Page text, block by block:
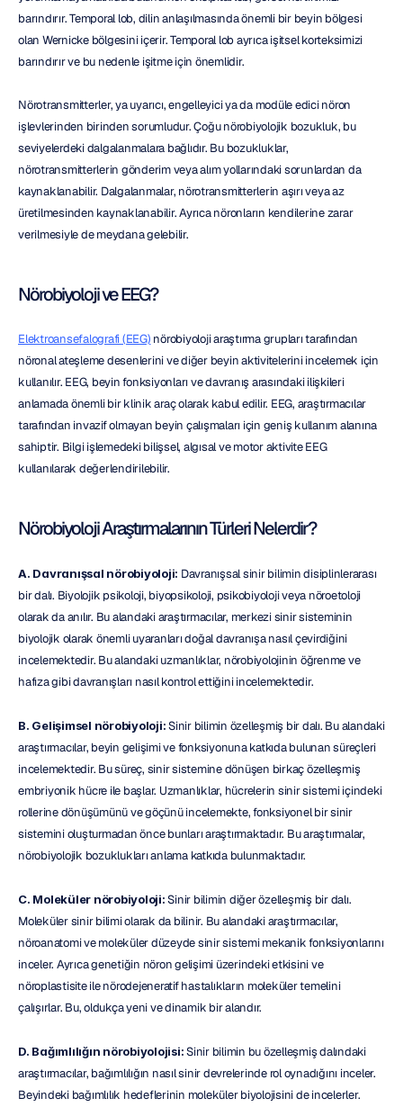
barındırır. Temporal lob, dilin anlaşılmasında önemli bir beyin bölgesi
olan Wernicke bölgesini içerir. Temporal lob ayrıca işitsel korteksimizi
barındırır ve bu nedenle işitme için önemlidir.
Nörotransmitterler, ya uyarıcı, engelleyici ya da modüle edici nöron
işlevlerinden birinden sorumludur. Çoğu nörobiyolojik bozukluk, bu
seviyelerdeki dalgalanmalara bağlıdır. Bu bozukluklar,
nörotransmitterlerin gönderim veya alım yollarındaki sorunlardan da
kaynaklanabilir. Dalgalanmalar, nörotransmitterlerin aşırı veya az
üretilmesinden kaynaklanabilir. Ayrıca nöronların kendilerine zarar
verilmesiyle de meydana gelebilir.
Nörobiyoloji ve EEG?
Elektroansefalografi (EEG) nörobiyoloji araştırma grupları tarafından
nöronal ateşleme desenlerini ve diğer beyin aktivitelerini incelemek için
kullanılır. EEG, beyin fonksiyonları ve davranış arasındaki ilişkileri
anlamada önemli bir klinik araç olarak kabul edilir. EEG, araştırmacılar
tarafından invazif olmayan beyin çalışmaları için geniş kullanım alanına
sahiptir. Bilgi işlemedeki bilişsel, algısal ve motor aktivite EEG
kullanılarak değerlendirilebilir.
Nörobiyoloji Araştırmalarının Türleri Nelerdir?
A. Davranışsal nörobiyoloji: Davranışsal sinir bilimin disiplinlerarası
bir dalı. Biyolojik psikoloji, biyopsikoloji, psikobiyoloji veya nöroetoloji
olarak da anılır. Bu alandaki araştırmacılar, merkezi sinir sisteminin
biyolojik olarak önemli uyaranları doğal davranışa nasıl çevirdiğini
incelemektedir. Bu alandaki uzmanlıklar, nörobiyolojinin öğrenme ve
hafıza gibi davranışları nasıl kontrol ettiğini incelemektedir.
B. Gelişimsel nörobiyoloji: Sinir bilimin özelleşmiş bir dalı. Bu alandaki
araştırmacılar, beyin gelişimi ve fonksiyonuna katkıda bulunan süreçleri
incelemektedir. Bu süreç, sinir sistemine dönüşen birkaç özelleşmiş
embriyonik hücre ile başlar. Uzmanlıklar, hücrelerin sinir sistemi içindeki
rollerine dönüşümünü ve göçünü incelemekte, fonksiyonel bir sinir
sistemini oluşturmadan önce bunları araştırmaktadır. Bu araştırmalar,
nörobiyolojik bozuklukları anlama katkıda bulunmaktadır.
C. Moleküler nörobiyoloji: Sinir bilimin diğer özelleşmiş bir dalı.
Moleküler sinir bilimi olarak da bilinir. Bu alandaki araştırmacılar,
nöroanatomi ve moleküler düzeyde sinir sistemi mekanik fonksiyonlarını
inceler. Ayrıca genetiğin nöron gelişimi üzerindeki etkisini ve
nöroplastisite ile nörodejeneratif hastalıkların moleküler temelini
çalışırlar. Bu, oldukça yeni ve dinamik bir alandır.
D. Bağımlılığın nörobiyolojisi: Sinir bilimin bu özelleşmiş dalındaki
araştırmacılar, bağımlılığın nasıl sinir devrelerinde rol oynadığını inceler.
Beyindeki bağımlılık hedeflerinin moleküler biyolojisini de incelerler.